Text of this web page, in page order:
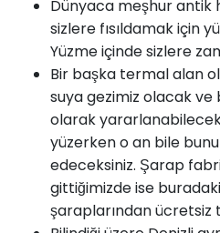
Dünyaca meşhur antik
sizlere fısıldamak için
Yüzme içinde sizlere
Bir başka termal alan
suya gezimiz olacak ve
olarak
yüzerken o an bile
edeceksiniz. Şarap
gittiğimizde ise
şaraplarından ücretsiz